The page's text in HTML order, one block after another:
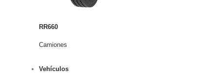
RR660
Camiones
Vehículos